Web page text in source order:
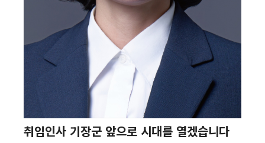
취임인사 기장군 앞으로 시대를 열겠습니다